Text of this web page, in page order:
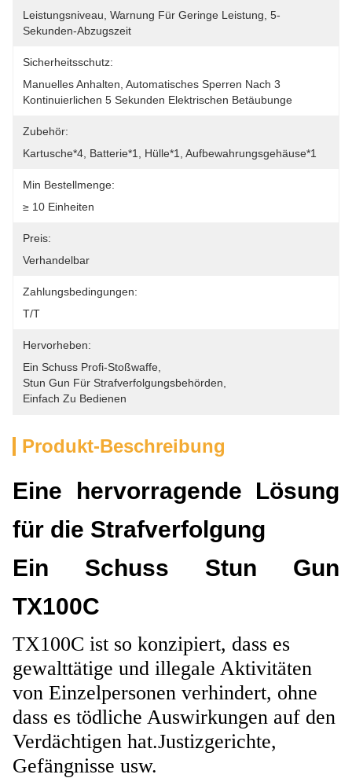
Leistungsniveau, Warnung Für Geringe Leistung, 5-
Sekunden-Abzugszeit
Sicherheitsschutz:
Manuelles Anhalten, Automatisches Sperren Nach 3
Kontinuierlichen 5 Sekunden Elektrischen Betäubunge
Zubehör:
Kartusche*4, Batterie*1, Hülle*1, Aufbewahrungsgehäuse*1
Min Bestellmenge:
≥ 10 Einheiten
Preis:
Verhandelbar
Zahlungsbedingungen:
T/T
Hervorheben:
Ein Schuss Profi-Stoßwaffe
Stun Gun Für Strafverfolgungsbehörden
Einfach Zu Bedienen
Produkt-Beschreibung
Eine hervorragende Lösung
für die Strafverfolgung
Ein Schuss Stun Gun
TX100C
TX100C ist so konzipiert, dass es
gewalttätige und illegale Aktivitäten
von Einzelpersonen verhindert, ohne
dass es tödliche Auswirkungen auf den
Verdächtigen hat.Justizgerichte,
Gefängnisse usw.